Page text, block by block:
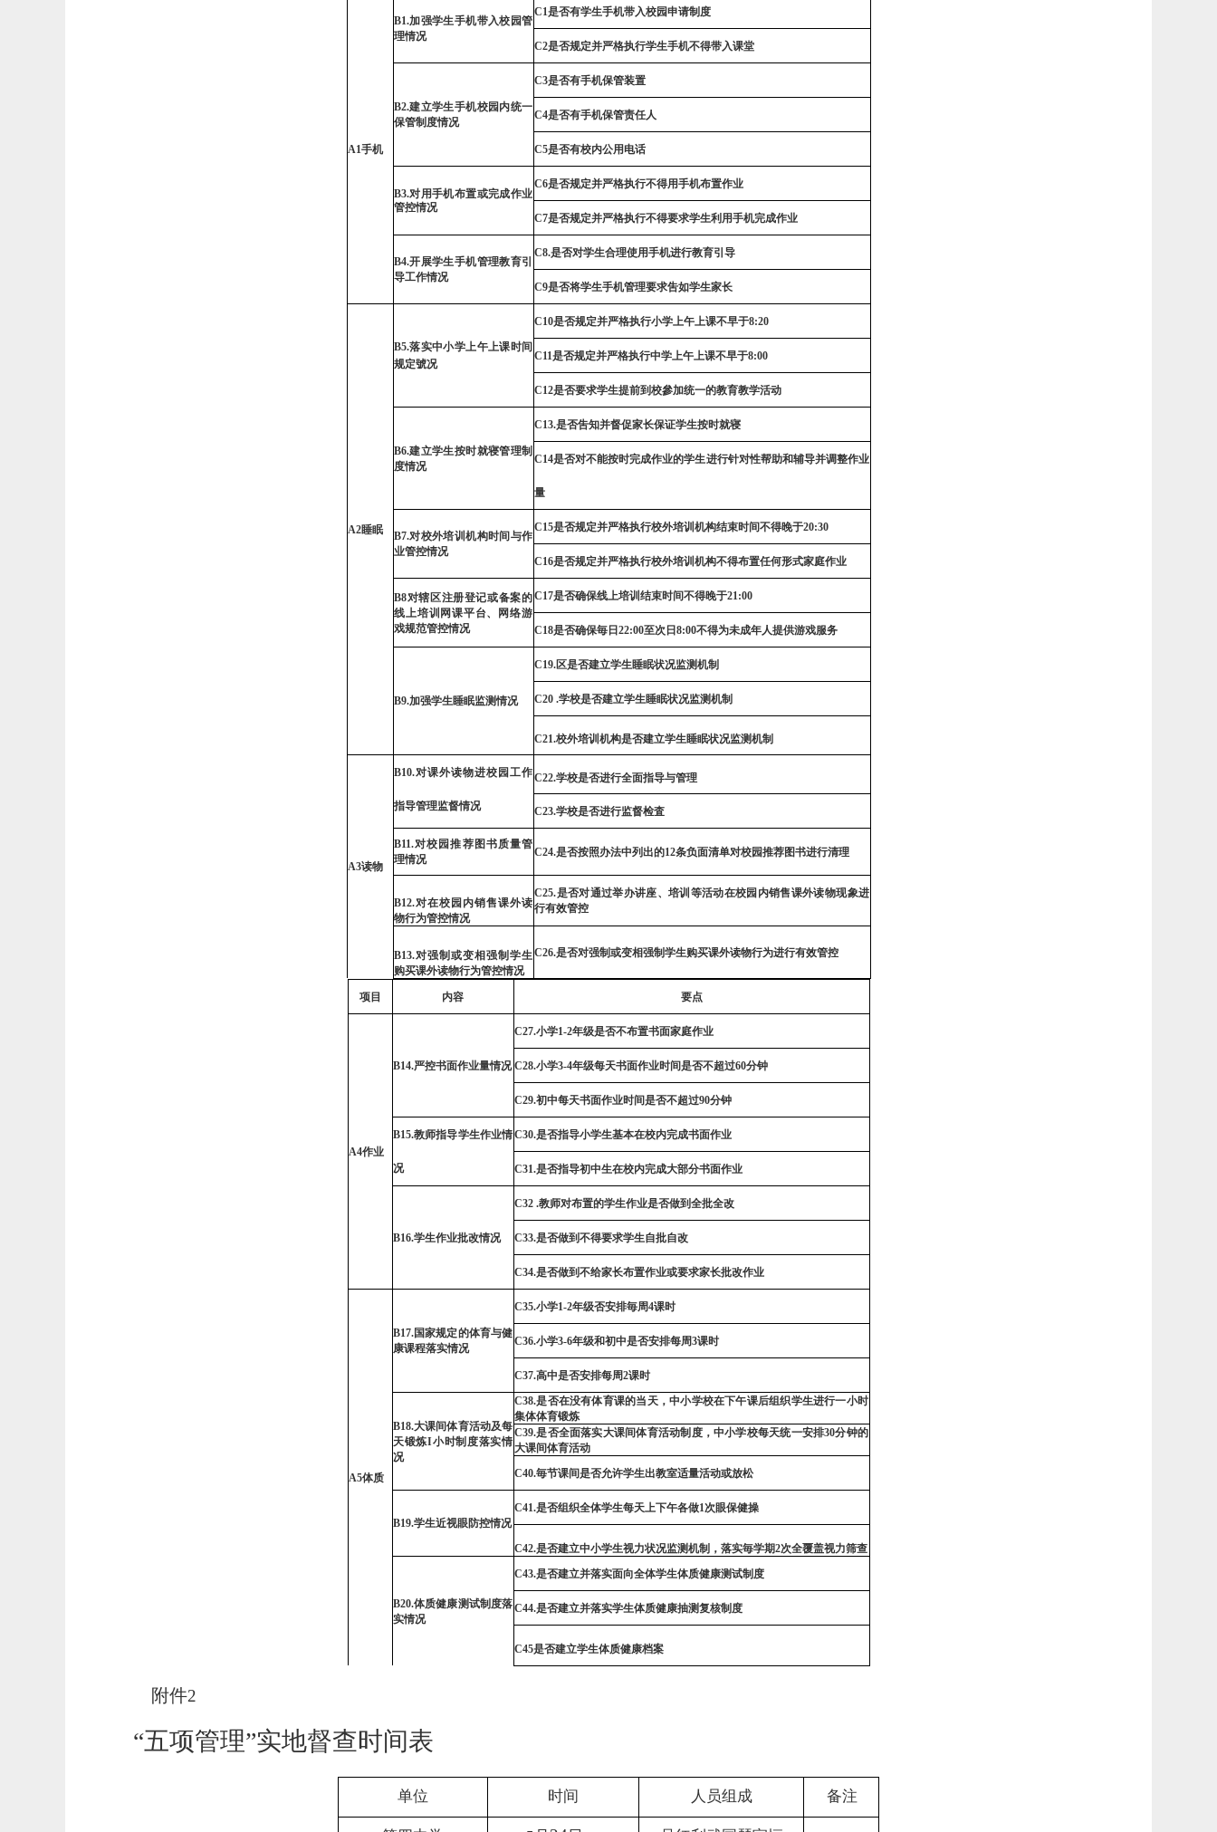
A1手机
B1.加强学生手机带入校园管
理情况
C1是否有学生手机带入校园申请制度
C2是否规定并严格执行学生手机不得带入课堂
B2.建立学生手机校园 内统一
保管制度情况
C3是否有手机保管装置
C4是否有手机保管责任人
C5是否有校内公用电话
B3.对用手机布置或完成作业
管控情况
C6是否规定并严格执行不得用手机布置作业
C7是否规定并严格执行不得要求学生利用手机完成作业
B4.开展学生手机管理教育引
导工作情况
C8.是否对学生合理使用手机进行教育引导
C9是否将学生手机管理要求吿如学生家长
A2睡眠
B5.落实中小学上午上课时间
规定號况
C10是否规定并严格执行小学上午上课不早于8:20
C11是否规定并严格执行中学上午上课不早于8:00
C12是否要求学生提前到校參加统一的教育教学活动
B6.建立学生按时就寝管理制
度情况
C13.是否吿知并督促家长保证学生按时就寝
C14是否对不能按时完成作业的学生进行针对性帮助和辅导并调整作业
量
B7.对校外培训机构时间 与作
业管控情况
C15是否规定并严格执行校外培训机构结束时间不得晚于20:30
C16是否规定并严格执行校外培训机构不得布置任何形式家庭作业
B8对辖区注册登记或备案的
线上培训网课平台、网络游
戏规范管控情况
C17是否确保线上培训结束时间不得晚于21:00
C18是否确保毎日22:00至次日8:00不得为未成年人提供游戏服务
B9.加强学生睡眠监测情况
C19.区是否建立学生睡眠状况监测机制
C20.学校是否建立学生睡眠状况监测机制
C21.校外培训机构是否建立学生睡眠状况监测机制
A3读物
B10.对课外读物进校 园 工作
指导管理监督情况
C22.学校是否进行全面指导与管理
C23.学校是否进行监督检査
B11.对校园推荐图书质量管
理情况
C24.是否按照办法中列出的12条负面清单对校园推荐图书进行清理
B12.对在校园内销售课外读
物行为管控情况
C25.是否对通过举办讲座、培训等活动在校园内销售课外读物现象进
行有效管控
B13.对强制或变相强制 学生
购买课外读物行为管控情况
C26.是否对强制或变相强制学生购买课外读物行为进行有效管控
项目 内容 要点
A4作业
B14.严控书面作业量情况
C27.小学1-2年级是否不布置书面家庭作业
C28.小学3-4年级每天书面作业时间是否不超过60分钟
C29.初中每天书面作业时间是否不超过90分钟
B15.教师指导学生作业情
况
C30.是否指导小学生基本在校内完成书面作业
C31.是否指导初中生在校内完成大部分书面作业
B16.学生作业批改情况
C32.教师对布置的学生作业是否做到全批全改
C33.是否做到不得要求学生自批自改
C34.是否做到不给家长布置作业或要求家长批改作业
A5体质
B17.国家规定的体育与健
康课程落实情况
C35.小学1-2年级否安排毎周4课时
C36.小学3-6年级和初中是否安排每周3课时
C37.高中是否安排每周2课时
B18.大课间体育活动及每
天锻炼I小时制度落实情
况
C38.是否在没有体育课的当天，中小学校在下午课后组织学生进行一小时
集体体育锻炼
C39.是否全面落实大课间体育活动制度，中小学校每天统一安排30分钟的
大课间体育活动
C40.毎节课间是否允许学生出教室适量活动或放松
B19.学生近视眼防控情况
C41.是否组织全体学生每天上下午各做1次眼保健操
C42.是否建立中小学生视力状况监测机制，落实毎学期2次全覆盖视力筛查
B20.体质健康测试制度落
实情况
C43.是否建立并落实面向全体学生体质健康测试制度
C44.是否建立并落实学生体质健康抽测复核制度
C45是否建立学生体质健康档案
附件2
“五项管理”实地督查时间表
单位 时间 人员组成 备注